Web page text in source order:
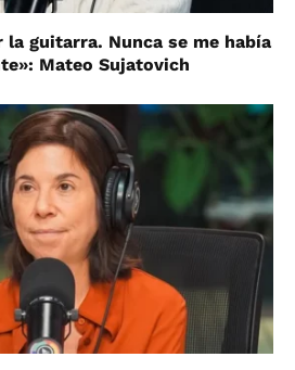
guitarra. Nunca se me había
Mateo Sujatovich